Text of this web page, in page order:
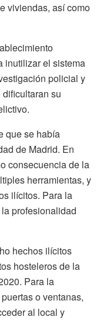
viviendas, así como
inutilizar el sistema
policial y
su
que se había
de Madrid. En
consecuencia de la
herramientas, y
ilícitos. Para la
profesionalidad
hechos ilícitos
hosteleros de la
Para la
o ventanas,
al local y